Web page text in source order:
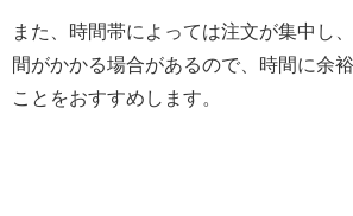
また、時間帯によっては注文が集中し
間がかかる場合があるので、時間に余
ことをおすすめします。